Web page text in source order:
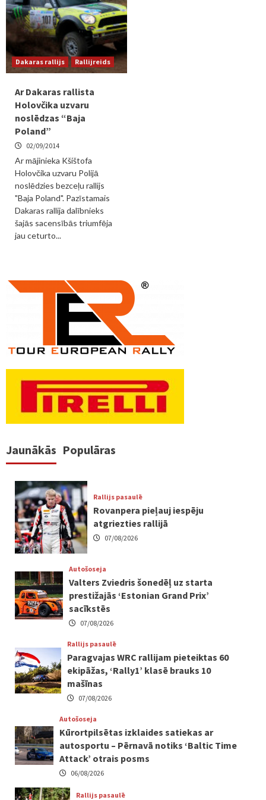
Dakaras rallijs Rallijreids
Ar Dakaras rallista
Holovčika uzvaru
noslēdzas “Baja
Poland”
02/09/2014
Ar mājinieka Kšištofa
Holovčika uzvaru Polijā
noslēdzies bezceļu rallijs
"Baja Poland". Pazīstamais
Dakaras rallija dalībnieks
šajās sacensībās triumfēja
jau ceturto...
Jaunākās Populāras
Rallijs pasaulē
Rovanpera pieļauj iespēju
atgriezties rallijā
07/08/2026
Autošoseja
Valters Zviedris šonedēļ uz starta
prestižajās ‘Estonian Grand Prix’
sacīkstēs
07/08/2026
Rallijs pasaulē
Paragvajas WRC rallijam pieteiktas 60
ekipāžas, ‘Rally1’ klasē brauks 10
mašīnas
07/08/2026
Autošoseja
Kūrortpilsētas izklaides satiekas ar
autosportu – Pērnavā notiks ‘Baltic Time
Attack’ otrais posms
06/08/2026
Rallijs pasaulē